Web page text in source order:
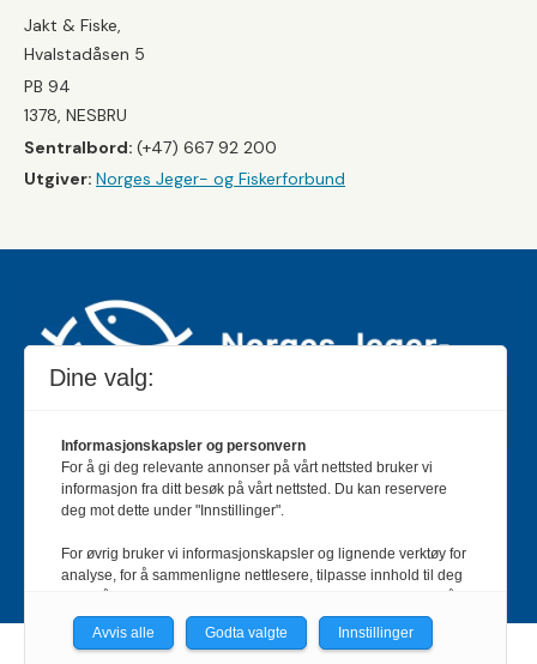
Jakt & Fiske,
Hvalstadåsen 5
PB 94
1378, NESBRU
Sentralbord: (+47) 667 92 200
Utgiver: Norges Jeger- og Fiskerforbund
Jakt & Fiske er landets største og eldste magasin for
jakt- og fiskeinteresserte med 195 000 månedlige
Bladet er en månedlig publikasjon og utgis av Norges
Jeger- og Fiskerforbund.
Meld deg inn her
Dine valg:
Informasjonskapsler og personvern
For å gi deg relevante annonser på vårt nettsted bruker vi
informasjon fra ditt besøk på vårt nettsted. Du kan reservere
deg mot dette under "Innstillinger".
For øvrig bruker vi informasjonskapsler og lignende verktøy for
analyse, for å sammenligne nettlesere, tilpasse innhold til deg
personvernerklæring.
Avvis alle Godta valgte Innstillinger